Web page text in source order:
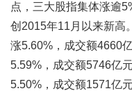
点，三大股指集体涨逾
创2015年11月以来新高
涨5.60%，成交额4660
5.59%，成交额5746亿
5.50%，成交额1571亿